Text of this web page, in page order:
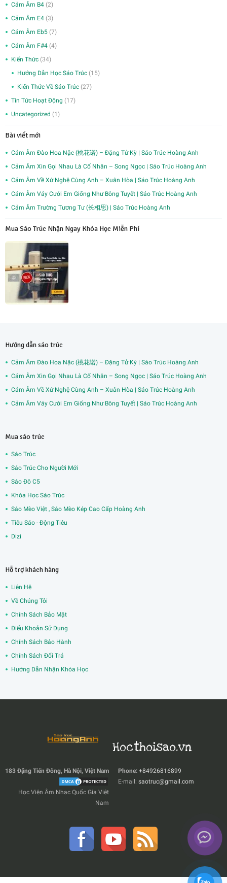
Cảm Âm B4 (2)
Cảm Âm E4 (3)
Cảm Âm Eb5 (7)
Cảm Âm F#4 (4)
Kiến Thức (34)
Hướng Dẫn Học Sáo Trúc (15)
Kiến Thức Về Sáo Trúc (27)
Tin Tức Hoạt Động (17)
Uncategorized (1)
Bài viết mới
Cảm Âm Đào Hoa Nặc (桃花诺) – Đặng Tử Kỳ | Sáo Trúc Hoàng Anh
Cảm Âm Xin Gọi Nhau Là Cố Nhân – Song Ngọc | Sáo Trúc Hoàng Anh
Cảm Âm Về Xứ Nghệ Cùng Anh – Xuân Hòa | Sáo Trúc Hoàng Anh
Cảm Âm Váy Cưới Em Giống Như Bông Tuyết | Sáo Trúc Hoàng Anh
Cảm Âm Trường Tương Tư (长相思) | Sáo Trúc Hoàng Anh
Mua Sáo Trúc Nhận Ngay Khóa Học Miễn Phí
Hướng dẫn sáo trúc
Cảm Âm Đào Hoa Nặc (桃花诺) – Đặng Tử Kỳ | Sáo Trúc Hoàng Anh
Cảm Âm Xin Gọi Nhau Là Cố Nhân – Song Ngọc | Sáo Trúc Hoàng Anh
Cảm Âm Về Xứ Nghệ Cùng Anh – Xuân Hòa | Sáo Trúc Hoàng Anh
Cảm Âm Váy Cưới Em Giống Như Bông Tuyết | Sáo Trúc Hoàng Anh
Mua sáo trúc
Sáo Trúc
Sáo Trúc Cho Người Mới
Sáo Đô C5
Khóa Học Sáo Trúc
Sáo Mèo Việt , Sáo Mèo Kép Cao Cấp Hoàng Anh
Tiêu Sáo - Động Tiêu
Dizi
Hỗ trợ khách hàng
Liên Hệ
Về Chúng Tôi
Chính Sách Bảo Mật
Điểu Khoản Sử Dụng
Chính Sách Bảo Hành
Chính Sách Đổi Trả
Hướng Dẫn Nhận Khóa Học
Hocthoisao.vn
Phone: +84926816899
E-mail: saotruc@gmail.com
183 Đặng Tiến Đông, Hà Nội, Việt Nam
Học Viện Âm Nhạc Quốc Gia Việt
Nam